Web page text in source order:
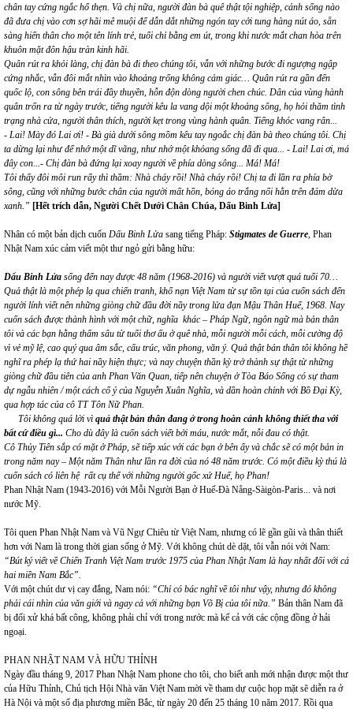
chân tay cứng ngắc hổ thẹn. Và chị nữa, người đàn bà quê thật tội nghiệp, cảnh sống nào
đã đưa chị vào cơn sợ hãi mê muội để dẫn dắt những ngón tay cởi tung hàng nút áo, sẵn
sàng hiến thân cho một tên lính trẻ, tuổi chỉ bằng em út, trong khi nước mắt chan hòa trên
khuôn mặt đôn hậu tràn kinh hãi.
Quân rút ra khỏi làng, chị đàn bà đi theo chúng tôi, vẫn với những bước đi ngượng ngập
cứng nhắc, vẫn đôi mắt nhìn vào khoảng trống không cảm giác…
Quân rút ra gần đến
quốc lộ, con sông bên trái đầy thuyền, hỗn độn dòng người chen chúc. Dân của vùng hành
quân trốn ra từ ngày trước, tiếng người kêu la vang dội một khoảng sông, họ hỏi thăm tình
trạng nhà cửa, người thân thích, người kẹt trong vùng hành quân. Tiếng khóc vang rân...
- Lai! Mày đó Lai ơi! - Bà già dưới sông mồm kêu tay ngoắc chị đàn bà theo chúng tôi. Chị
ta dừng lại như để nhớ một dĩ vãng, như nhớ một khỏang sống đã đi qua... - Lai! Lai ơi, má
đây con...- Chị đàn bà đứng lại xoay người về phía dòng sông... Má! Má!
Tôi thấy đôi môi run rẩy thì thầm: Nhà cháy rồi! Nhà cháy rồi! Chị ta đi lần ra phía bờ
sông, cũng với những bước chân của người mất hồn, bóng áo trắng nổi hằn trên đám dừa
xanh. ” [Hết trích dẫn, Người Chết Dưới Chân Chúa, Dấu Binh Lửa]
Nhân có một bản dịch cuốn Dấu Binh Lửa sang tiếng Pháp: Stigmates de Guerre Phan
Nhật Nam xúc cảm viết một thư ngỏ gửi bằng hữu:
Dấu Binh Lửa sống đến nay được 48 năm (1968-2016) và người viết vượt quá tuổi 70…
Quả thật là một phép lạ qua chiến tranh, khổ nạn Việt Nam từ sự tồn tại của cuốn sách đến
người lính viết nên những giòng chữ đầu đời nầy trong lửa đạn Mậu Thân Huế, 1968. Nay
cuốn sách được thành hình với một chữ, nghĩa khác– Pháp Ngữ, ngôn ngữ mà bản thân
tôi và các bạn hằng thấm sâu từ tuổi thơ ấu ở quê nhà mỗi người mỗi cách, mỗi cường độ
vì vẻ mỹ lệ, cao quý qua âm sắc, cấu trúc, văn phong, văn ý. Quả thật bản thân tôi không hề
nghĩ ra phép lạ thứ hai nầy hiện thực; và nay chuyện thần kỳ trở thành sự thật từ những
giòng chữ đầu tiên của anh Phan Văn Quan, tiếp nên chuyện ở Tòa Báo Sống có sự tham
dự ngẫu nhiên / một cách cố ý của Nguyễn Xuân Nghĩa, và dần hoàn chỉnh với Bồ Đại Kỳ,
qua hợp tác của cô TT Tôn Nữ Phan.
Tôi không quá lời vì quả thật bản thân đang ở trong hoàn cảnh không thiết tha với
bất cứ điều gì... Cho dù đây là cuốn sách viết bởi máu, nước mắt, nỗi đau có thật.
Cô Thủy Tiên sắp có mặt ở Pháp, sẽ tiếp xúc với các bạn ở bên ấy và chắc sẽ có một bản in
trong năm nay– Một năm Thân như lần ra đời của nó 48 năm trước. Có một điều kỳ thú là
cuốn sách có liên hệ rất cụ thể với những người gốc xứ Huế, họ Phan!
Phan Nhật Nam (1943-2016) với Mỗi Người Bạn ở Huế-Đà Nẵng-Sàigòn-Paris... và nơi
nước Mỹ.
Tôi quen Phan Nhật Nam và Vũ Ngự Chiêu từ Việt Nam, nhưng có lẽ gần gũi và thân thiết
hơn với Nam là trong thời gian sống ở Mỹ. Với không chút dè dặt, tôi vẫn nói với Nam:
“Bút ký viết về Chiến Tranh Việt Nam trước 1975 của Phan Nhật Nam là hay nhất đối với cả
hai miền Nam Bắc”.
Với một chút dư vị cay đắng, Nam nói: “Chỉ có bác nghĩ về tôi như vậy, nhưng đó không
phải cái nhìn của văn giới và ngay cả với những bạn Võ Bị của tôi nữa.” Bản thân Nam đã
bị đối xử khá bất công, không phải chỉ với trong nước mà kể cả với các cộng đồng ở hải
ngoại.
PHAN NHẬT NAM VÀ HỮU THỈNH
Ngày đầu tháng 9, 2017 Phan Nhật Nam phone cho tôi, cho biết anh mới nhận được một thư
của Hữu Thỉnh, Chủ tịch Hội Nhà văn Việt Nam mời về tham dự cuộc họp mặt sẽ diễn ra ở
Hà Nội và một số địa phương miền Bắc, từ ngày 20 đến 25 tháng 10 năm 2017. Rồi qua